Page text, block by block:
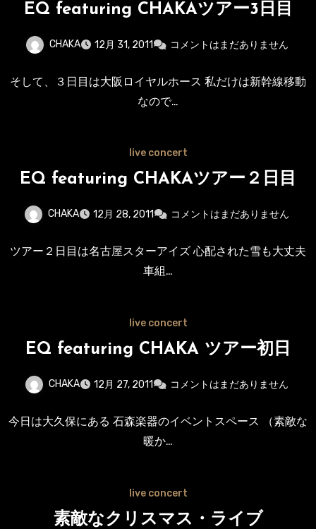
EQ featuring CHAKAツアー3日目
CHAKA 12月 31, 2011 コメントはまだありません
そして、３日目は大阪ロイヤルホース 私だけは新幹線移動
なので…
live concert
EQ featuring CHAKAツアー２日目
CHAKA 12月 28, 2011 コメントはまだありません
ツアー２日目は名古屋スターアイズ 心配された雪も大丈夫
車組…
live concert
EQ featuring CHAKA ツアー初日
CHAKA 12月 27, 2011 コメントはまだありません
今日は大久保にある 石森楽器のイベントスペース （素敵な
暖か…
live concert
素敵なクリスマス・ライブ